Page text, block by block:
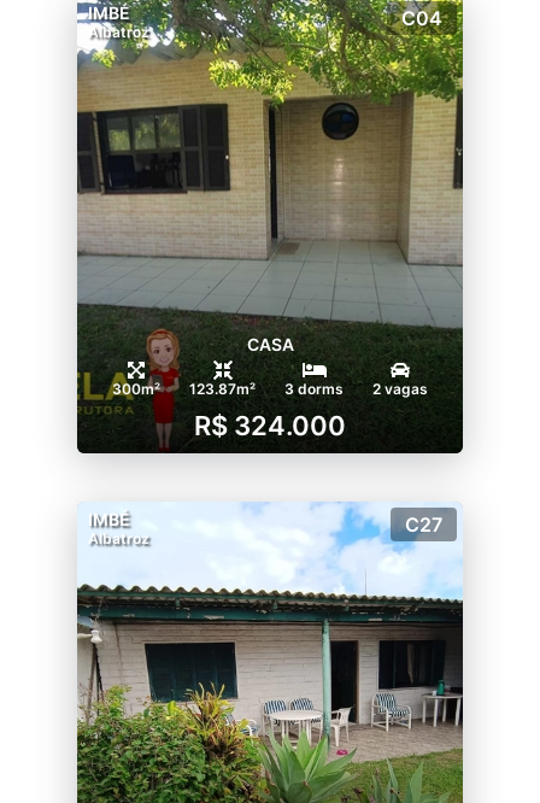
IMBÉ
Albatroz
C04
CASA
300m² 123.87m² 3 dorms 2 vagas
R$ 324.000
IMBÉ
Albatroz
C27